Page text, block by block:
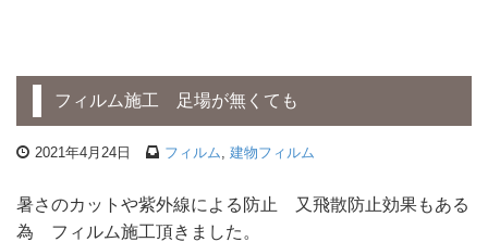
フィルム施工 足場が無くても
2021年4月24日 フィルム 建物フィルム
暑さのカットや紫外線による防止 又飛散防止効果もある
為 フィルム施工頂きました。